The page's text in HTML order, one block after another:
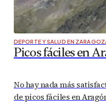
DEPORTE Y SALUD EN
Picos fáciles en
No hay nada más
de picos fáciles en